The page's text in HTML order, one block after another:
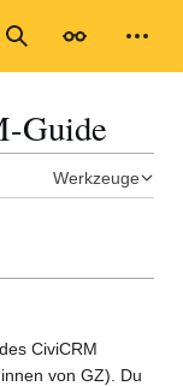
Suche
Guide
Werkzeuge
CiviCRM
von GZ). Du